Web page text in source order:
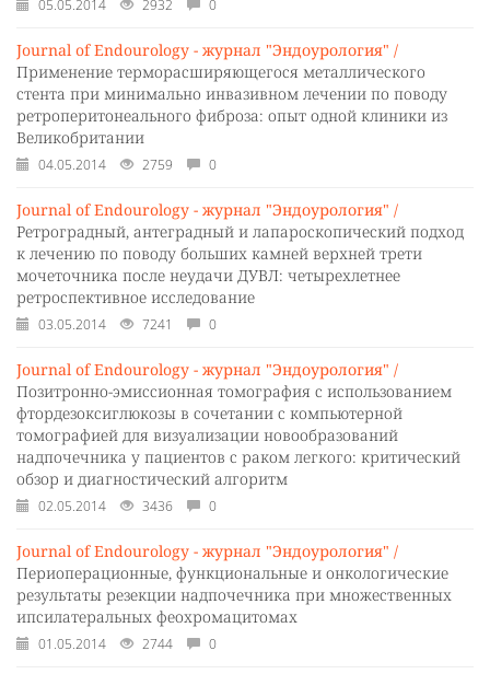
05.05.2014 2932 0
Journal of Endourology - журнал "Эндоурология" /
Применение терморасширяющегося металлического
стента при минимально инвазивном лечении по поводу
ретроперитонеального фиброза: опыт одной клиники из
Великобритании
04.05.2014 2759 0
Journal of Endourology - журнал "Эндоурология" /
Ретроградный, антеградный и лапароскопический подход
к лечению по поводу больших камней верхней трети
мочеточника после неудачи ДУВЛ: четырехлетнее
ретроспективное исследование
03.05.2014 7241 0
Journal of Endourology - журнал "Эндоурология" /
Позитронно-эмиссионная томография с использованием
фтордезоксиглюкозы в сочетании с компьютерной
томографией для визуализации новообразований
надпочечника у пациентов с раком легкого: критический
обзор и диагностический алгоритм
02.05.2014 3436 0
Journal of Endourology - журнал "Эндоурология" /
Периоперационные, функциональные и онкологические
результаты резекции надпочечника при множественных
ипсилатеральных феохромацитомах
01.05.2014 2744 0